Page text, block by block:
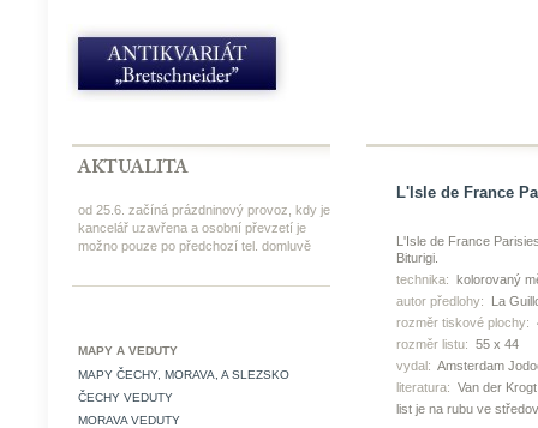
od 25.6. začíná prázdninový provoz, kdy je
kancelář uzavřena a osobní převzetí je
možno pouze po předchozí tel. domluvě
MAPY A VEDUTY
MAPY ČECHY, MORAVA, A SLEZSKO
ČECHY VEDUTY
MORAVA VEDUTY
L'Isle de France
L'Isle de France
Biturigi.
technika: kolorovaný
autor předlohy:
La
rozměr tiskové plochy:
rozměr listu: 55 x 44
vydal: Amsterdam
literatura: Van der
list je na rubu ve